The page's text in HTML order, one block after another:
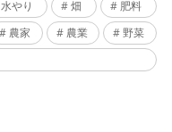
水やり 畑
肥料
農家 農業
野菜